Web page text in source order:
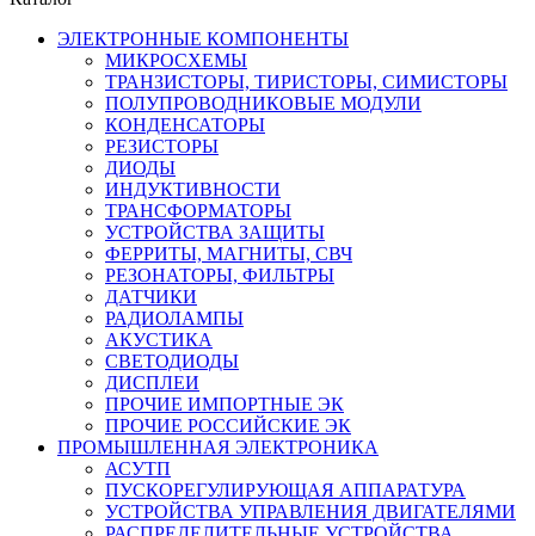
ЭЛЕКТРОННЫЕ КОМПОНЕНТЫ
МИКРОСХЕМЫ
ТРАНЗИСТОРЫ, ТИРИСТОРЫ, СИМИСТОРЫ
ПОЛУПРОВОДНИКОВЫЕ МОДУЛИ
КОНДЕНСАТОРЫ
РЕЗИСТОРЫ
ДИОДЫ
ИНДУКТИВНОСТИ
ТРАНСФОРМАТОРЫ
УСТРОЙСТВА ЗАЩИТЫ
ФЕРРИТЫ, МАГНИТЫ, СВЧ
РЕЗОНАТОРЫ, ФИЛЬТРЫ
ДАТЧИКИ
РАДИОЛАМПЫ
АКУСТИКА
СВЕТОДИОДЫ
ДИСПЛЕИ
ПРОЧИЕ ИМПОРТНЫЕ ЭК
ПРОЧИЕ РОССИЙСКИЕ ЭК
ПРОМЫШЛЕННАЯ ЭЛЕКТРОНИКА
АСУТП
ПУСКОРЕГУЛИРУЮЩАЯ АППАРАТУРА
УСТРОЙСТВА УПРАВЛЕНИЯ ДВИГАТЕЛЯМИ